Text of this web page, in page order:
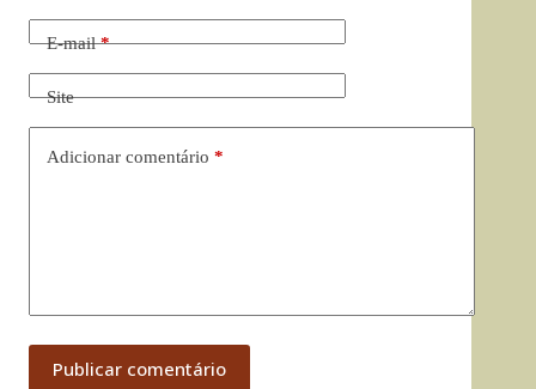
E-mail*
Site
Adicionar comentário *
Publicar comentário